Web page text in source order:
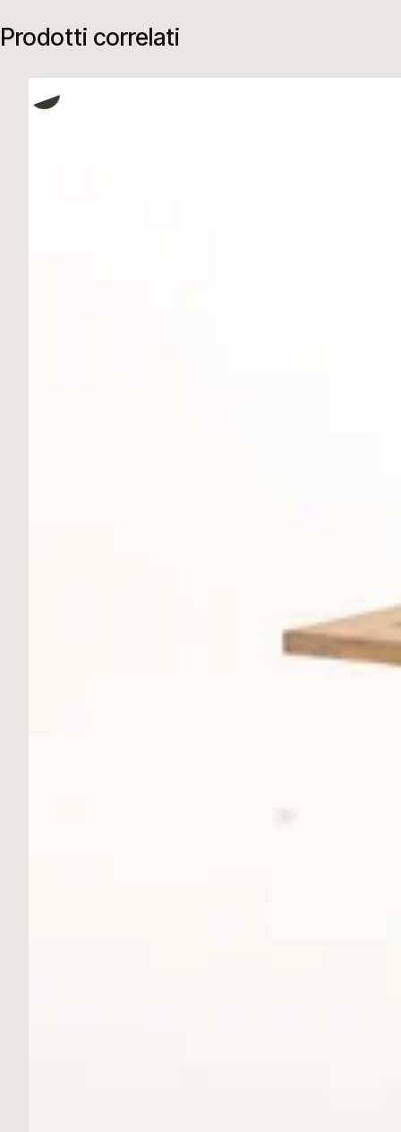
Prodotti correlati